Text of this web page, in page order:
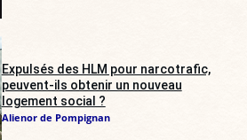
Expulsés des HLM pour narcotrafic,
peuvent-ils obtenir un nouveau
logement social ?
Alienor de Pompignan